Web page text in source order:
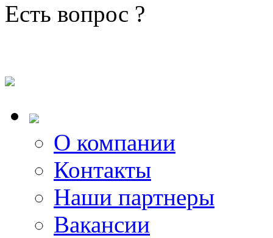
Есть вопрос ?
О компании
Контакты
Наши партнеры
Вакансии